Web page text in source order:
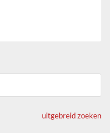
uitgebreid zoeken